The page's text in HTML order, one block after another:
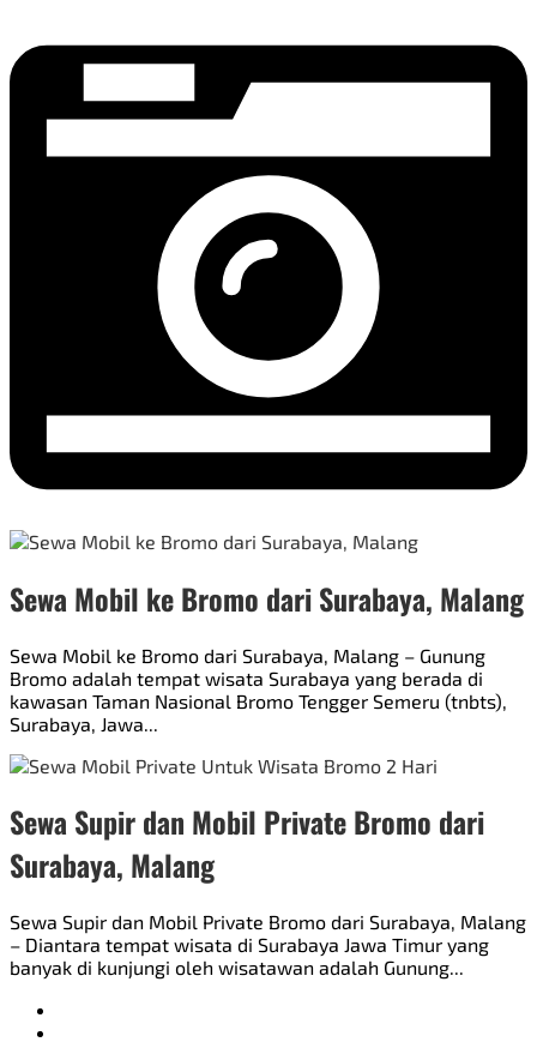
Sewa Mobil ke Bromo dari Surabaya, Malang
Sewa Mobil ke Bromo dari Surabaya, Malang – Gunung
Bromo adalah tempat wisata Surabaya yang berada di
kawasan Taman Nasional Bromo Tengger Semeru (tnbts),
Surabaya, Jawa...
Sewa Supir dan Mobil Private Bromo dari
Surabaya, Malang
Sewa Supir dan Mobil Private Bromo dari Surabaya, Malang
– Diantara tempat wisata di Surabaya Jawa Timur yang
banyak di kunjungi oleh wisatawan adalah Gunung...